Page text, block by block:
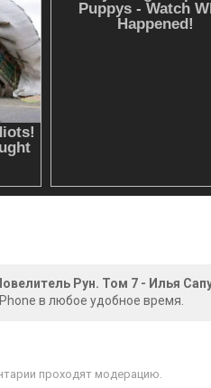
Рун. Том 7 - Илья
в любое удобное время.
проходят модерацию.